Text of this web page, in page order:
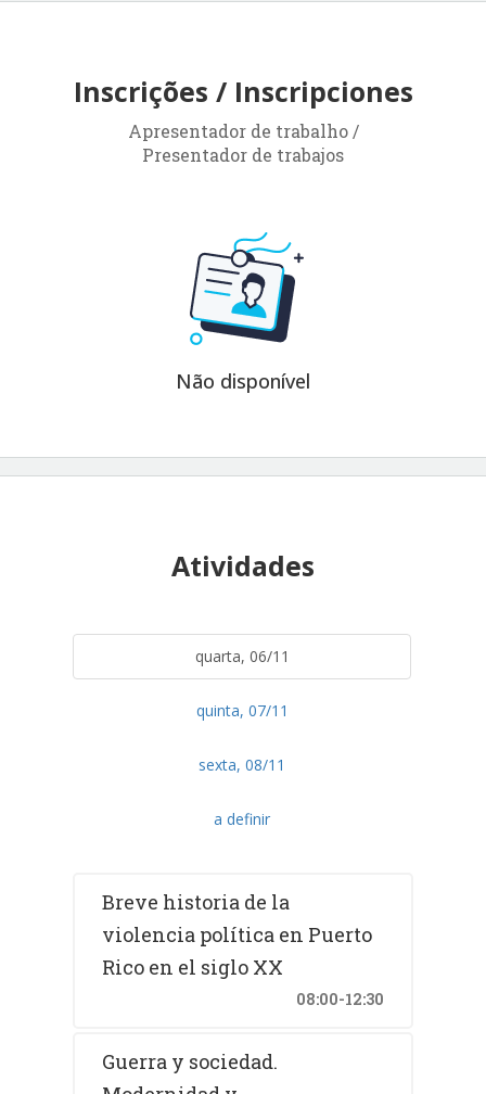
Inscrições / Inscripciones
Apresentador de trabalho /
Presentador de trabajos
Não disponível
Atividades
quarta, 06/11
quinta, 07/11
sexta, 08/11
a definir
Breve historia de la
violencia política en Puerto
Rico en el siglo XX
08:00-12:30
Guerra y sociedad.